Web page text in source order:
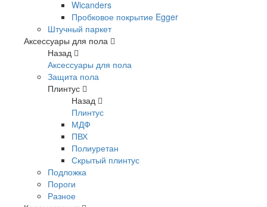
Wicanders
Пробковое покрытие Egger
Штучный паркет
Аксессуары для пола
Назад
Аксессуары для пола
Защита пола
Плинтус
Назад
Плинтус
МДФ
ПВХ
Полиуретан
Скрытый плинтус
Подложка
Пороги
Разное